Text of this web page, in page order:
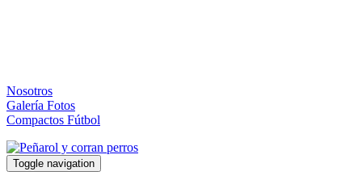
Nosotros
Galería Fotos
Compactos Fútbol
Toggle navigation